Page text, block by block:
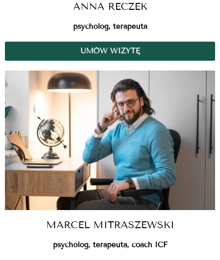
ANNA RECZEK
psycholog, terapeuta
UMÓW WIZYTĘ
MARCEL MITRASZEWSKI
psycholog, terapeuta, coach ICF